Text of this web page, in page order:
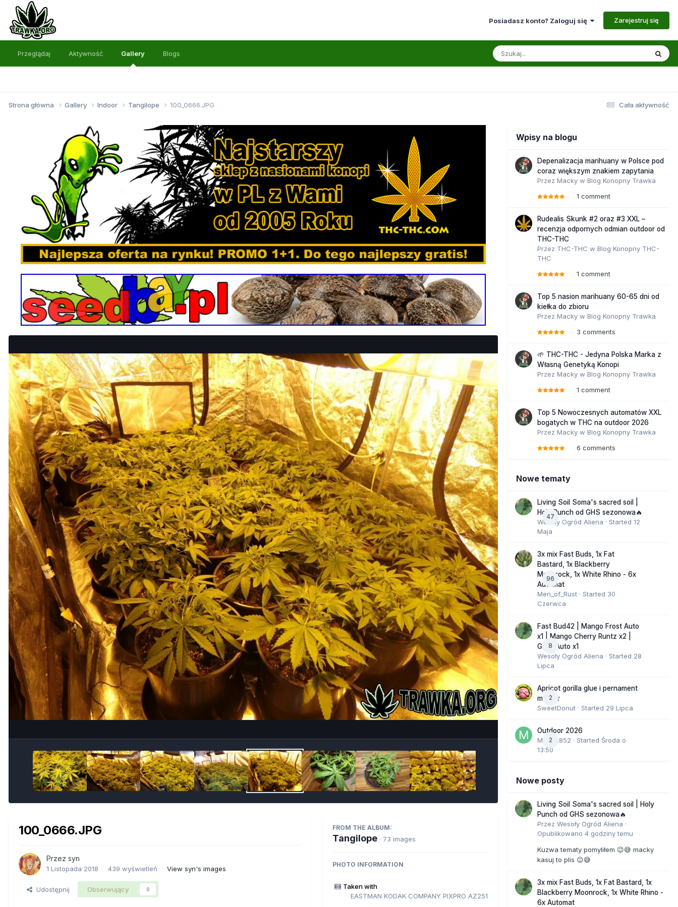
Posiadasz konto? Zaloguj się Zarejestruj się
Przeglądaj Aktywność Gallery Blogs
Cała aktywność
Strona główna Gallery Indoor Tangilope 100_0666.JPG
Image Tools
100_0666.JPG
Przez syn
1 Listopada 2018 439 wyświetleń View syn's images
Udostępnij Obserwujący 0
FROM THE ALBUM:
Tangilope · 73 images
PHOTO INFORMATION
Taken with
EASTMAN KODAK COMPANY PIXPRO AZ251
Wpisy na blogu
Depenalizacja marihuany w Polsce pod
coraz większym znakiem zapytania
Przez Macky w Blog Konopny Trawka
1 comment
Rudealis Skunk #2 oraz #3 XXL –
recenzja odpornych odmian outdoor od
THC-THC
Przez THC-THC w Blog Konopny THC-
THC
1 comment
Top 5 nasion marihuany 60-65 dni od
kiełka do zbioru
Przez Macky w Blog Konopny Trawka
3 comments
🌱 THC-THC - Jedyna Polska Marka z
Własną Genetyką Konopi
Przez Macky w Blog Konopny Trawka
1 comment
Top 5 Nowoczesnych automatów XXL
bogatych w THC na outdoor 2026
Przez Macky w Blog Konopny Trawka
6 comments
Nowe tematy
47
Living Soil Soma's sacred soil |
Holy Punch od GHS sezonowa🔥
Wesoły Ogród Aliena · Started 12
Maja
96
3x mix Fast Buds, 1x Fat
Bastard, 1x Blackberry
Moonrock, 1x White Rhino - 6x
Automat
Men_of_Rust · Started 30
Czerwca
8
Fast Bud42 | Mango Frost Auto
x1 | Mango Cherry Runtz x2 |
GMO Auto x1
Wesoły Ogród Aliena · Started 28
Lipca
2
Apricot gorilla glue i pernament
marker
SweetDonut · Started 29 Lipca
2
Outdoor 2026
Marcel852 · Started Środa o
13:50
Nowe posty
Living Soil Soma's sacred soil | Holy
Punch od GHS sezonowa🔥
Przez Wesoły Ogród Aliena ·
Opublikowano 4 godziny temu
Kuzwa tematy pomyliłem 😉😅 macky
kasuj to plis 😉😅
3x mix Fast Buds, 1x Fat Bastard, 1x
Blackberry Moonrock, 1x White Rhino -
6x Automat